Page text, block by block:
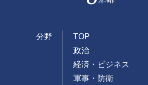
分野
TOP
政治
経済・ビジネス
軍事・防衛